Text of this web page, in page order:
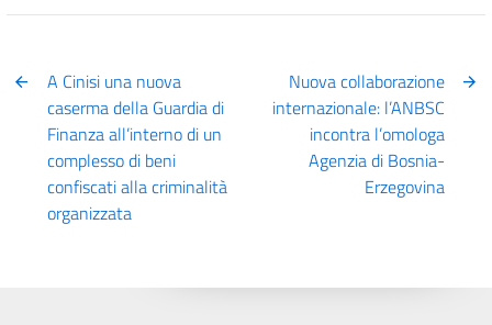
A Cinisi una nuova
caserma della Guardia di
Finanza all’interno di un
complesso di beni
confiscati alla criminalità
organizzata
Nuova collaborazione
internazionale: l’ANBSC
incontra l’omologa
Agenzia di Bosnia-
Erzegovina